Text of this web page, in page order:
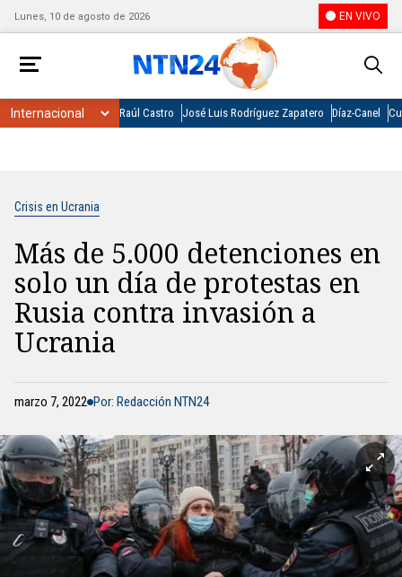
Lunes, 10 de agosto de 2026 EN VIVO
Raúl Castro José Luis Rodríguez Zapatero Díaz-Canel
Crisis en Ucrania
Más de 5.000 detenciones en
solo un día de protestas en
Rusia contra invasión a
Ucrania
marzo 7, 2022 Por: Redacción NTN24